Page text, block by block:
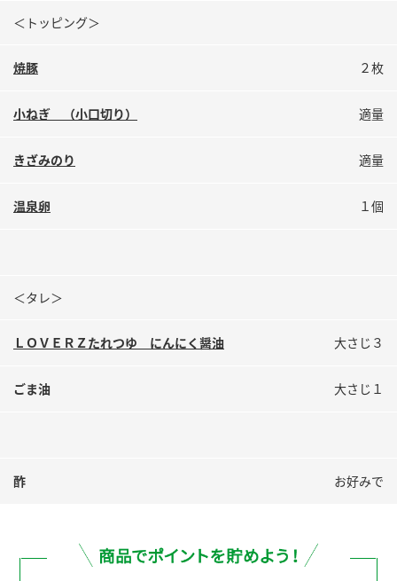
ミツカンのCM
検索
業務用サイト 製造所固有記号一覧
＜トッピング＞
焼豚 ２枚
小ねぎ （小口切り） 適量
きざみのり 適量
温泉卵 １個
＜タレ＞
ＬＯＶＥＲＺたれつゆ にんにく醤油 大さじ３
ごま油 大さじ１
酢 お好みで